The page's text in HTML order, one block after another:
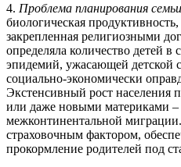
4. Проблема планирования
биологическая
закрепленная религиозными
определяла количество детей в
эпидемий, ужасающей детской
социально-экономически
Экстенсивный рост населения
или даже новыми мате­риками
межконтиненталь­ной
страховочным фактором,
прокормле­ние родителей под